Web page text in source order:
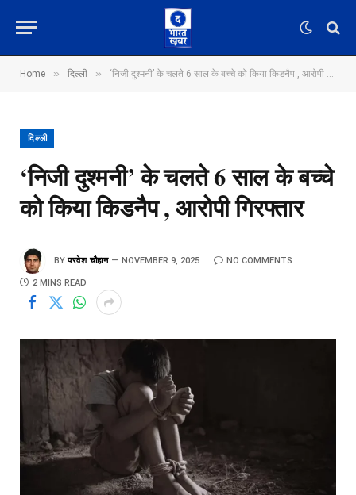
Home » दिल्ली » ‘निजी दुश्मनी’ के चलते 6 साल के बच्चे को किया किडनैप , आरोपी गिरफ्तार
दिल्ली
‘निजी दुश्मनी’ के चलते 6 साल के बच्चे
को किया किडनैप , आरोपी गिरफ्तार
BY परवेश चौहान NOVEMBER 9, 2025 NO COMMENTS
2 MINS READ